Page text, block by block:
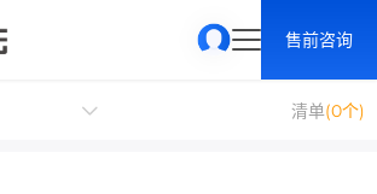
售前咨询
清单(0个)